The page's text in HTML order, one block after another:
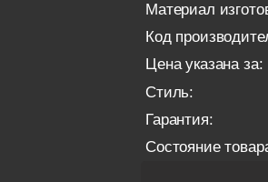
Материал
Код
Цена указана за:
Стиль:
Гарантия:
Состояние